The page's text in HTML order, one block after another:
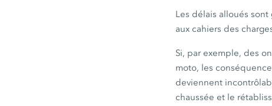
Les délais alloués
aux cahiers des
Si, par exemple, des
moto, les
deviennent
chaussée et le